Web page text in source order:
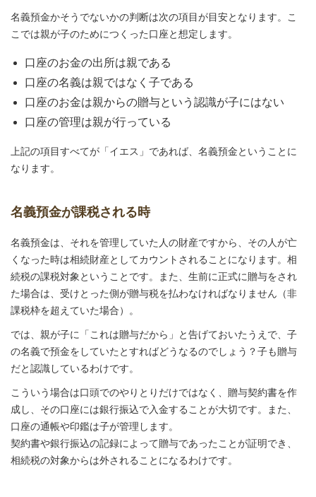
名義預金かそうでないかの判断は次の項目が目安となります。こ
こでは親が子のためにつくった口座と想定します。
口座のお金の出所は親である
口座の名義は親ではなく子である
口座のお金は親からの贈与という認識が子にはない
口座の管理は親が行っている
上記の項目すべてが「イエス」であれば、名義預金ということに
なります。
名義預金が課税される時
名義預金は、それを管理していた人の財産ですから、その人が亡
くなった時は相続財産としてカウントされることになります。相
続税の課税対象ということです。また、生前に正式に贈与をされ
た場合は、受けとった側が贈与税を払わなければなりません（非
課税枠を超えていた場合）。
では、親が子に「これは贈与だから」と告げておいたうえで、子
の名義で預金をしていたとすればどうなるのでしょう？子も贈与
だと認識しているわけです。
こういう場合は口頭でのやりとりだけではなく、贈与契約書を作
成し、その口座には銀行振込で入金することが大切です。また、
口座の通帳や印鑑は子が管理します。
契約書や銀行振込の記録によって贈与であったことが証明でき、
相続税の対象からは外されることになるわけです。